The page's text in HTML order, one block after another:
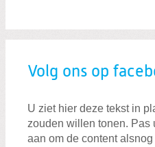
Volg ons op
U ziet hier deze tekst in
zouden willen tonen. Pas
aan om de content